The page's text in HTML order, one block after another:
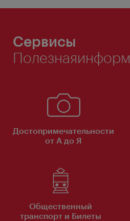
Сервисы
Достопримечательности
от А до Я
Общественный
транспорт и Билеты